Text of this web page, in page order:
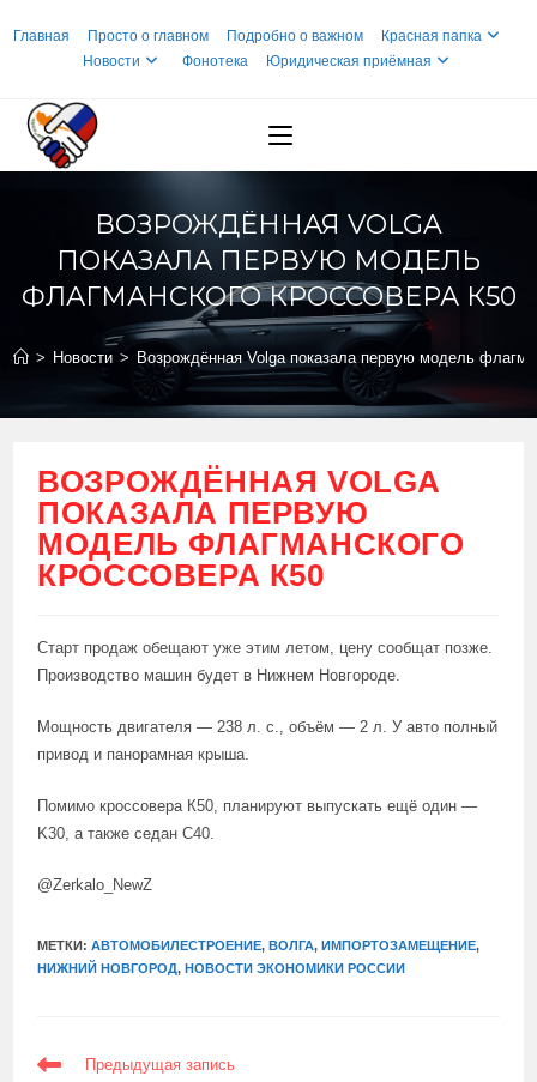
Главная Просто о главном Подробно о важном
Красная папка
Новости
Фонотека Юридическая приёмная
ВОЗРОЖДЁННАЯ VOLGA
ПОКАЗАЛА ПЕРВУЮ МОДЕЛЬ
ФЛАГМАНСКОГО КРОССОВЕРА К50
> Новости > Возрождённая Volga показала первую модель
ВОЗРОЖДЁННАЯ VOLGA
ПОКАЗАЛА ПЕРВУЮ
МОДЕЛЬ ФЛАГМАНСКОГО
КРОССОВЕРА К50
Старт продаж обещают уже этим летом, цену сообщат позже.
Производство машин будет в Нижнем Новгороде.
Мощность двигателя — 238 л. с., объём — 2 л. У авто полный
привод и панорамная крыша.
Помимо кроссовера К50, планируют выпускать ещё один —
K30, а также седан C40.
@Zerkalo_NewZ
МЕТКИ:АВТОМОБИЛЕСТРОЕНИЕ, ВОЛГА, ИМПОРТОЗАМЕЩЕНИЕ,
НИЖНИЙ НОВГОРОД, НОВОСТИ ЭКОНОМИКИ РОССИИ
ЕЩЕ
СТАТЬИ
Предыдущая запись